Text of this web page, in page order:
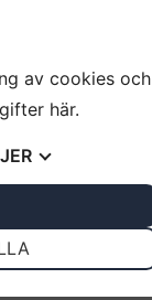
av cookies och
här.